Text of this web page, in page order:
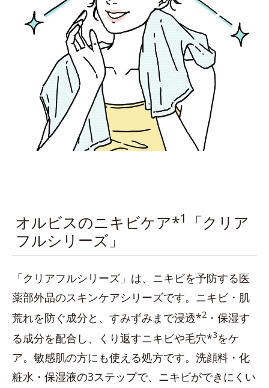
オルビスのニキビケア*1
「クリア
フルシリーズ」
「クリアフルシリーズ」は、ニキビを予防する医
薬部外品のスキンケアシリーズです。ニキビ・肌
荒れを防ぐ成分と、すみずみまで浸透*2 ・保湿す
る成分を配合し、くり返すニキビや毛穴*3をケ
ア。敏感肌の方にも使える処方です。洗顔料・化
粧水・保湿液の3ステップで、ニキビができにくい